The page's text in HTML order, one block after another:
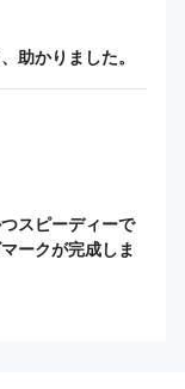
助かりました。
スピーディーで
ークが完成しま